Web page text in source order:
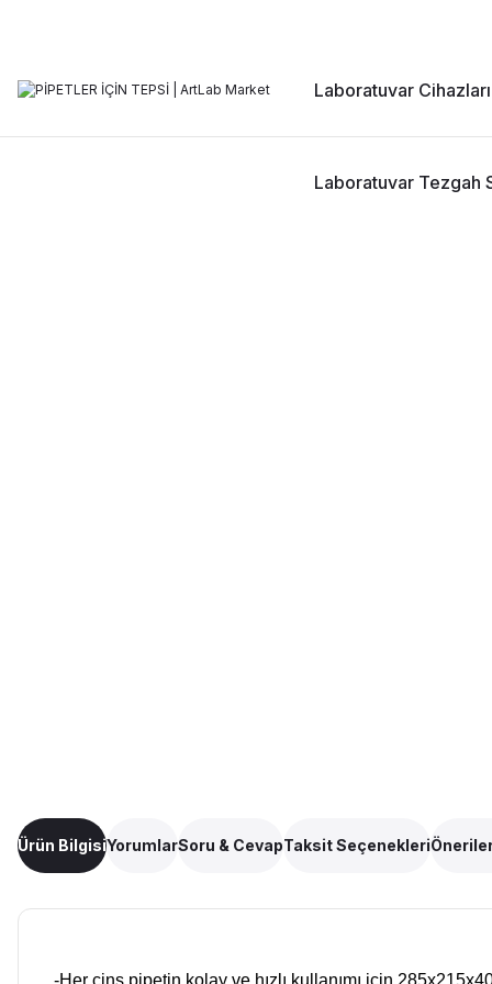
Laboratuvar Cihazları
Laboratuvar Tezgah
Ürün BilgisiYorumlarSoru & CevapTaksit Seçenekleri
-Her cins pipetin kolay ve hızlı kullanımı için